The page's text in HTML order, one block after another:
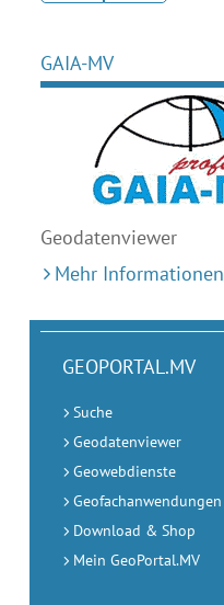
GAIA-MV
Geodatenviewer
Mehr Informationen
GEOPORTAL.MV
Suche
Geodatenviewer
Geowebdienste
Geofachanwendungen
Download & Shop
Mein GeoPortal.MV